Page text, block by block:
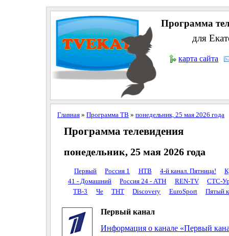
Программа
для
карта сайта
Главная» Программа ТВ » понедельник, 25 мая 2026 года
Программа телевидения
понедельник, 25 мая 2026 года
Первый Россия 1 НТВ 4-й канал. Пятница!
41 - Домашний
Россия 24 - АТН REN-TV
СТС-
ТВ-3
Че ТНТ Discovery EuroSport Пятый
Первый канал
Информация о канале «Первый